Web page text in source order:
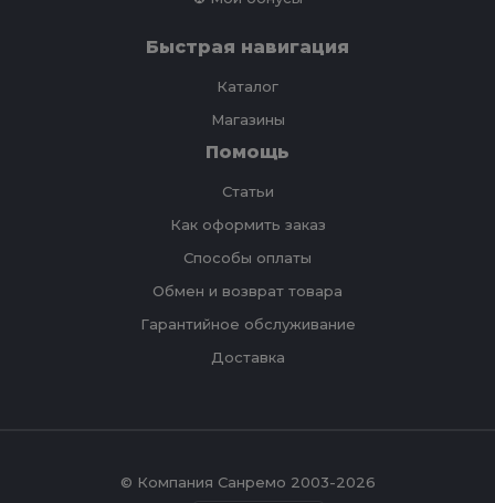
Быстрая навигация
Каталог
Магазины
Помощь
Статьи
Как оформить заказ
Способы оплаты
Обмен и возврат товара
Гарантийное обслуживание
Доставка
© Компания Санремо 2003-2026